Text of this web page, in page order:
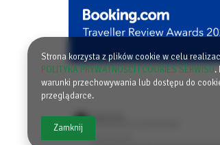
Strona korzysta z plików cookie w celu
POLITYKA PRYWATNOŚCI I COOKIES SERWISU.
warunki przechowywania lub dostępu do
przeglądarce.
Zamknij